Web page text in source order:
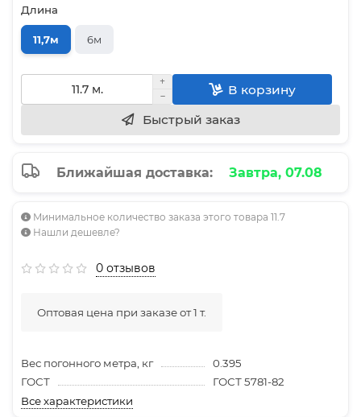
Длина
11,7м 6м
В корзину
Быстрый заказ
Ближайшая доставка: Завтра, 07.08
Минимальное количество заказа этого товара 11.7
Нашли дешевле?
0 отзывов
Оптовая цена при заказе от 1 т.
Вес погонного метра, кг
0.395
ГОСТ
ГОСТ 5781-82
Все характеристики